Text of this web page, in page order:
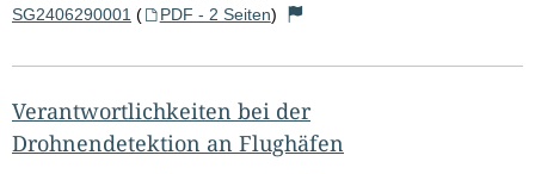
SG2406290001 ( PDF - 2 Seiten)
Verantwortlichkeiten bei der
Drohnendetektion an Flughäfen